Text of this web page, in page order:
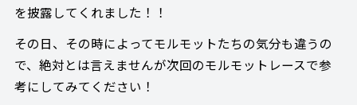
を披露してくれました！！
その日、その時によってモルモットたちの気分も違うの
で、絶対とは言えませんが次回のモルモットレースで参
考にしてみてください！